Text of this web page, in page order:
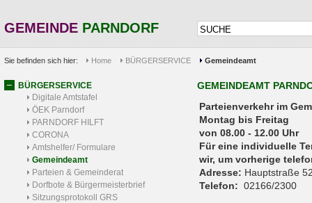
GEMEINDE PARNDORF
Sie befinden sich hier: Home BÜRGERSERVICE Gemeindeamt
BÜRGERSERVICE
Digitale Amtstafel
ÖEK Parndorf
PARNDORF HILFT
CORONA
Amtshelfer/ Formulare
Gemeindeamt
Parteien & Gemeinderat
Dorfbote & Bürgermeisterbrief
Sitzungsprotokoll GRS
GEMEINDEAMT
Parteienverkehr
Montag bis Freitag
von 08.00 - 12.00 Uhr
Für eine individuelle
wir, um vorherige
Adresse: Hauptstraße
Telefon: 02166/2300